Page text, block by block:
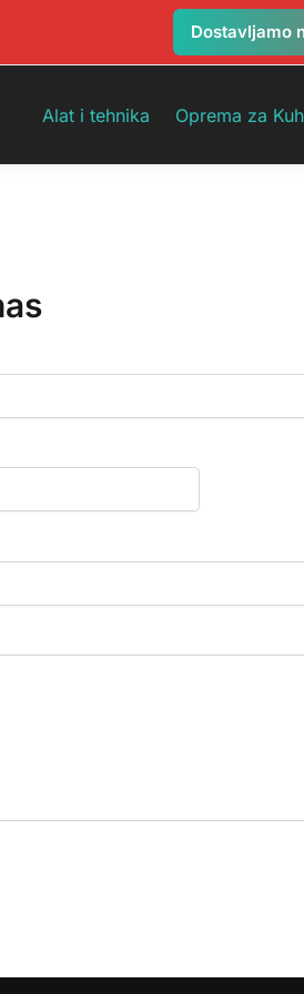
Dostavljamo
Alat i tehnika Oprema za